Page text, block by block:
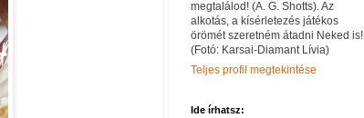
megtalálod! (A. G. Shotts). Az
alkotás, a kísérletezés játékos
örömét szeretném átadni Neked is!
(Fotó: Karsai-Diamant Lívia)
Teljes profil megtekintése
Ide írhatsz: